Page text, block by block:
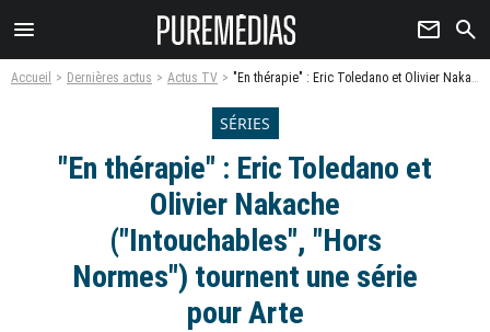
menu newsletter search
Accueil Dernières actus Actus TV "En thérapie" : Eric Toledano et Olivier Nakache ("Intouchables", "Hors Normes") tournent une série pour Arte
SÉRIES
"En thérapie" : Eric Toledano et
Olivier Nakache
("Intouchables", "Hors
Normes") tournent une série
pour Arte